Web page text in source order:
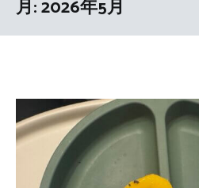
月:2026年5月